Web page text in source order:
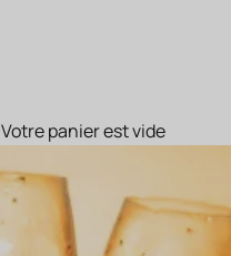
Votre panier est vide